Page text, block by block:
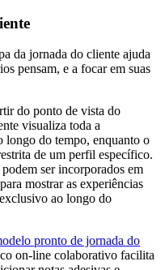
da jornada do cliente ajuda
pensam, e a focar em suas
do ponto de vista do
visualiza toda a
longo do tempo, enquanto o
de um perfil específico.
ser incorporados em
mostrar as experiências
ao longo do
pronto de jornada do
on-line colaborativo facilita